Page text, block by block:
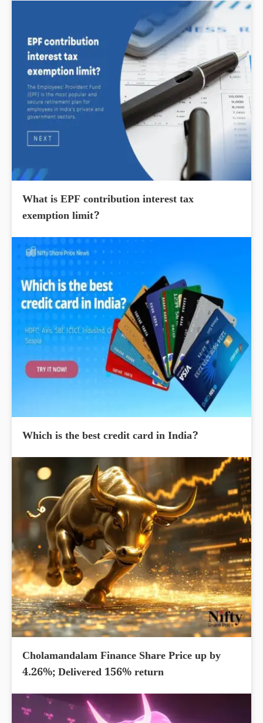
What is EPF contribution interest tax
exemption limit?
Which is the best credit card in India?
Cholamandalam Finance Share Price up by
4.26%; Delivered 156% return